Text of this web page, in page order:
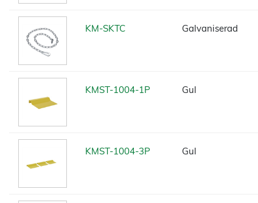
KM-SKTC Galvaniserad
KMST-1004-1P Gul
KMST-1004-3P Gul